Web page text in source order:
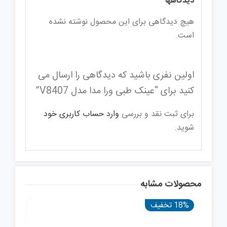
هیچ دیدگاهی برای این محصول نوشته نشده
است.
اولین نفری باشید که دیدگاهی را ارسال می
کنید برای “عینک طبی ورا مدا مدل V8407”
برای ثبت نقد و بررسی وارد حساب کاربری خود
شوید.
محصولات مشابه
18% تخفیف